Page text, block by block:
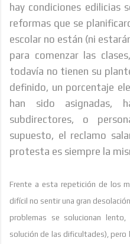
hay condiciones edilicias
reformas que se
escolar no están (ni
para comenzar las
todavía no tienen su
definido, un porcentaje
han sido asignadas,
subdirectores, o
supuesto, el reclamo
protesta es siempre la
Frente a esta repetición de los
difícil no sentir una gran
problemas se solucionan
solución de las dificultades),